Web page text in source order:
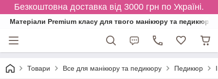
Безкоштовна доставка від 3000 грн по Україні.
Матеріали Premium класу для твого манікюру та педикюру
Товари Все для манікюру та педикюру Педикюр